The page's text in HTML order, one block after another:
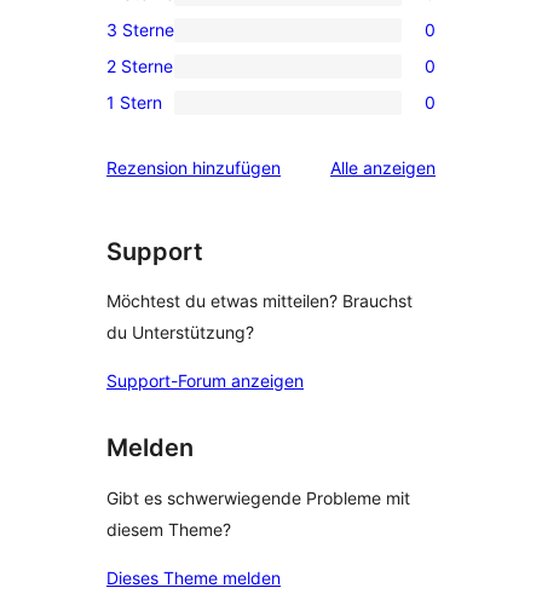
Rezension
0 4-
Sterne-
Rezensionen
0 3-
Sterne-
Rezensionen
3 Sterne 0
0 2-
Sterne-
2 Sterne 0
0 1-
Rezensionen
1 Stern 0
Rezension hinzufügen Alle Rezensionen
anzeigen
Support
Möchtest du etwas mitteilen? Brauchst
du Unterstützung?
Support-Forum anzeigen
Melden
Gibt es schwerwiegende Probleme mit
diesem Theme?
Dieses Theme melden